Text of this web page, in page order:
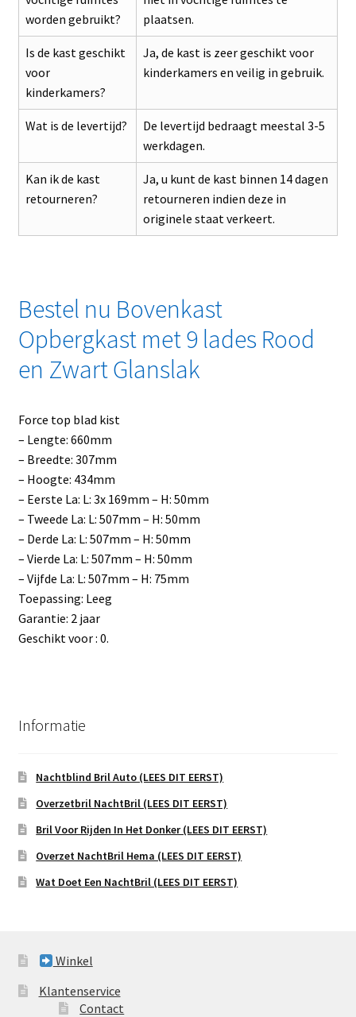
worden gebruikt?
plaatsen.
Is de kast geschikt
voor
kinderkamers?
Ja, de kast is zeer geschikt voor
kinderkamers en veilig in gebruik.
Wat is de levertijd?
De levertijd bedraagt meestal 3-5
werkdagen.
Kan ik de kast
retourneren?
Ja, u kunt de kast binnen 14 dagen
retourneren indien deze in
originele staat verkeert.
Bestel nu Bovenkast
Opbergkast met 9 lades Rood
en Zwart Glanslak
Force top blad kist
– Lengte: 660mm
– Breedte: 307mm
– Hoogte: 434mm
– Eerste La: L: 3x 169mm – H: 50mm
– Tweede La: L: 507mm – H: 50mm
– Derde La: L: 507mm – H: 50mm
– Vierde La: L: 507mm – H: 50mm
– Vijfde La: L: 507mm – H: 75mm
Toepassing: Leeg
Garantie: 2 jaar
Geschikt voor : 0.
Informatie
Nachtblind Bril Auto (LEES DIT EERST)
Overzetbril NachtBril (LEES DIT EERST)
Bril Voor Rijden In Het Donker (LEES DIT EERST)
Overzet NachtBril Hema (LEES DIT EERST)
Wat Doet Een NachtBril (LEES DIT EERST)
Winkel
Klantenservice
Contact